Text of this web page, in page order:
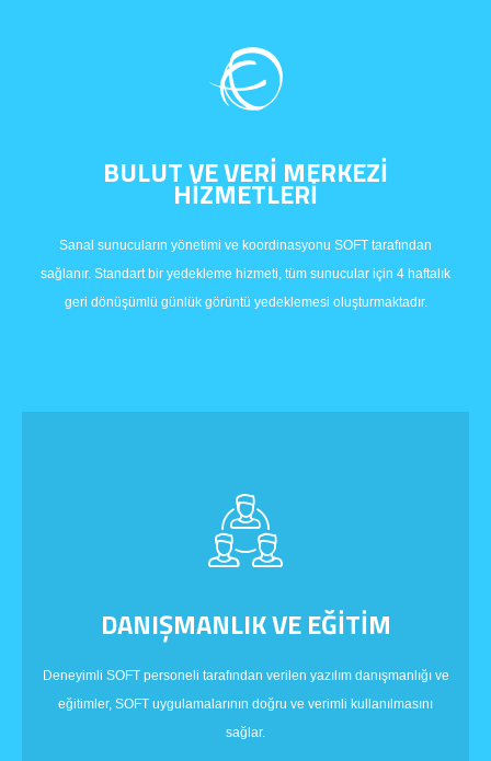
BULUT VE VERİ MERKEZİ
HİZMETLERİ
Sanal sunucuların yönetimi ve koordinasyonu SOFT tarafından
sağlanır. Standart bir yedekleme hizmeti, tüm sunucular için 4 haftalık
geri dönüşümlü günlük görüntü yedeklemesi oluşturmaktadır.
DANIŞMANLIK VE EĞİTİM
Deneyimli SOFT personeli tarafından verilen yazılım danışmanlığı ve
eğitimler, SOFT uygulamalarının doğru ve verimli kullanılmasını
sağlar.